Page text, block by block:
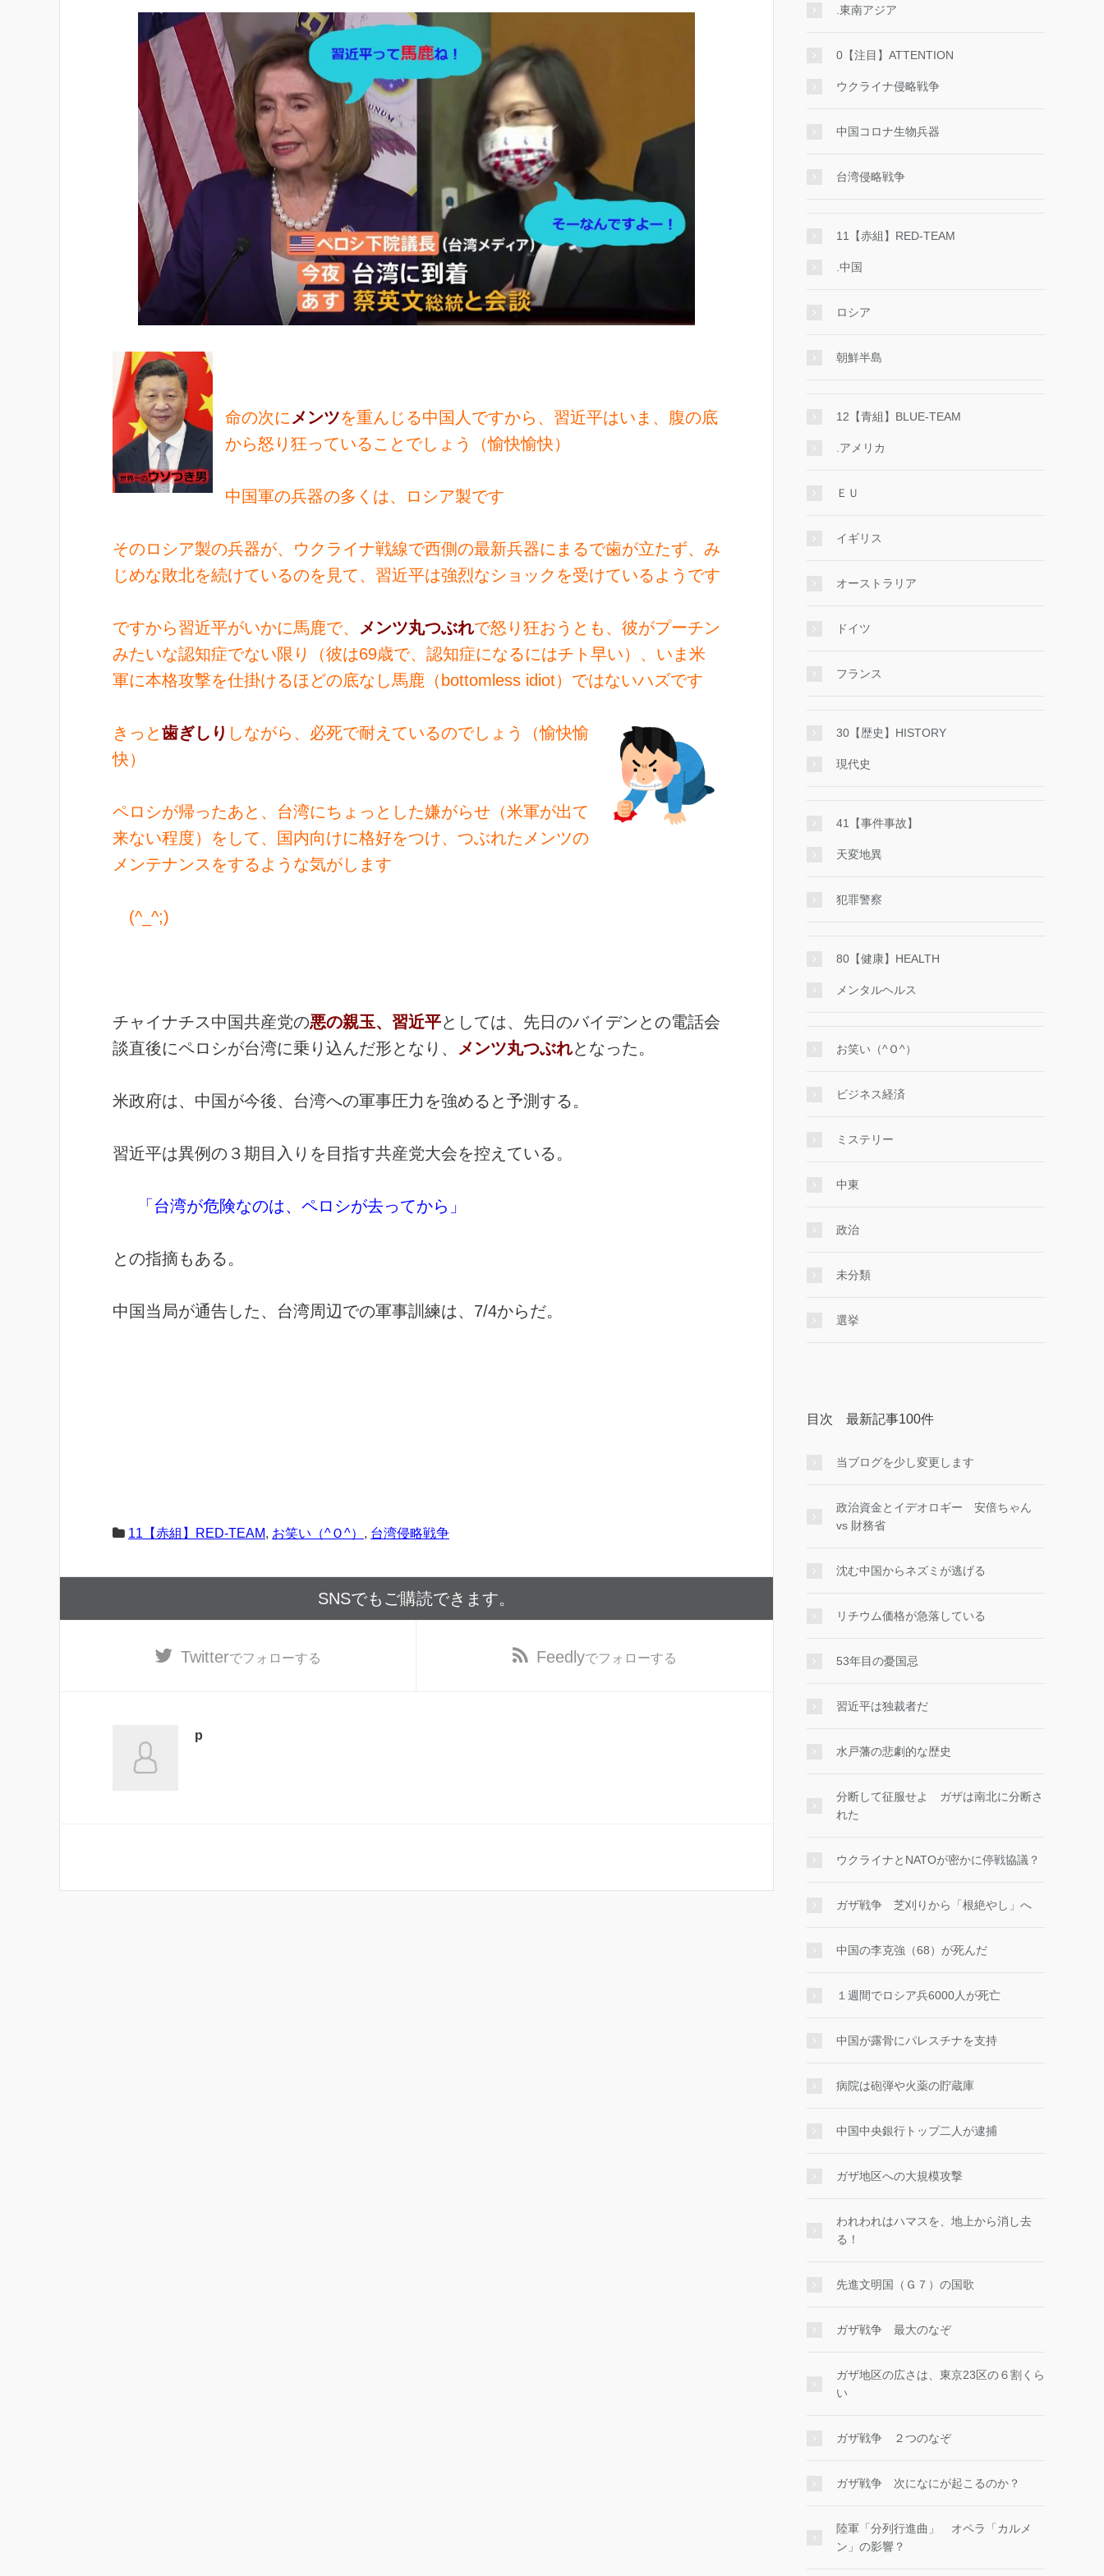
命の次に メンツを重んじる中国人ですから、習近平はいま、腹の底
から怒り狂っていることでしょう（愉快愉快）
中国軍の兵器の多くは、ロシア製です
そのロシア製の兵器が、ウクライナ戦線で西側の最新兵器にまるで歯が立たず、み
じめな敗北を続けているのを見て、習近平は強烈なショックを受けているようです
ですから習近平がいかに馬鹿で、 メンツ丸つぶれで怒り狂おうとも、彼がプーチン
みたいな認知症でない限り（彼は69歳で、認知症になるにはチト早い）、いま米
軍に本格攻撃を仕掛けるほどの底なし馬鹿（bottomless idiot）ではないハズです
きっと歯ぎしり しながら、必死で耐えているのでしょう（愉快愉
快）
ペロシが帰ったあと、台湾にちょっとした嫌がらせ（米軍が出て
来ない程度）をして、国内向けに格好をつけ、つぶれたメンツの
メンテナンスをするような気がします
(^_^;)
チャイナチス中国共産党の悪の親玉、習近平としては、先日のバイデンとの電話会
談直後にペロシが台湾に乗り込んだ形となり、
メンツ丸つぶれとなった。
米政府は、中国が今後、台湾への軍事圧力を強めると予測する。
習近平は異例の３期目入りを目指す共産党大会を控えている。
「台湾が危険なのは、ペロシが去ってから」
との指摘もある。
中国当局が通告した、台湾周辺での軍事訓練は、7/4からだ。
11【赤組】RED-TEAM, お笑い（^Ｏ^） , 台湾侵略戦争
SNSでもご購読できます。
Twitterでフォローする Feedlyでフォローする
p
.東南アジア
0【注目】ATTENTION
ウクライナ侵略戦争
中国コロナ生物兵器
台湾侵略戦争
11【赤組】RED-TEAM
.中国
ロシア
朝鮮半島
12【青組】BLUE-TEAM
.アメリカ
ＥＵ
イギリス
オーストラリア
ドイツ
フランス
30【歴史】HISTORY
現代史
41【事件事故】
天変地異
犯罪警察
80【健康】HEALTH
メンタルヘルス
お笑い（^Ｏ^）
ビジネス経済
ミステリー
中東
政治
未分類
選挙
目次 最新記事100件
当ブログを少し変更します
政治資金とイデオロギー 安倍ちゃん
vs 財務省
沈む中国からネズミが逃げる
リチウム価格が急落している
53年目の憂国忌
習近平は独裁者だ
水戸藩の悲劇的な歴史
分断して征服せよ ガザは南北に分断さ
れた
ウクライナとNATOが密かに停戦協議？
ガザ戦争 芝刈りから「根絶やし」へ
中国の李克強（68）が死んだ
１週間でロシア兵6000人が死亡
中国が露骨にパレスチナを支持
病院は砲弾や火薬の貯蔵庫
中国中央銀行トップ二人が逮捕
ガザ地区への大規模攻撃
われわれはハマスを、地上から消し去
る！
先進文明国（Ｇ７）の国歌
ガザ戦争 最大のなぞ
ガザ地区の広さは、東京23区の６割くら
い
ガザ戦争 ２つのなぞ
ガザ戦争 次になにが起こるのか？
陸軍「分列行進曲」 オペラ「カルメ
ン」の影響？